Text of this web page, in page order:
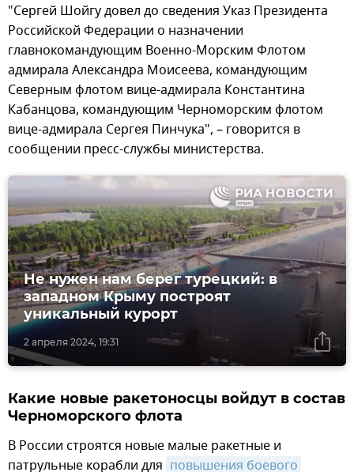
"Сергей Шойгу довел до сведения Указ Президента
Российской Федерации о назначении
главнокомандующим Военно-Морским Флотом
адмирала Александра Моисеева, командующим
Северным флотом вице-адмирала Константина
Кабанцова, командующим Черноморским флотом
вице-адмирала Сергея Пинчука", – говорится в
сообщении пресс-службы министерства.
2 апреля 2024, 19:31
Не нужен нам берег турецкий: в
западном Крыму построят
уникальный курорт
Какие новые ракетоносцы войдут в состав
Черноморского флота
В России строятся новые малые ракетные и
патрульные корабли для повышения боевого